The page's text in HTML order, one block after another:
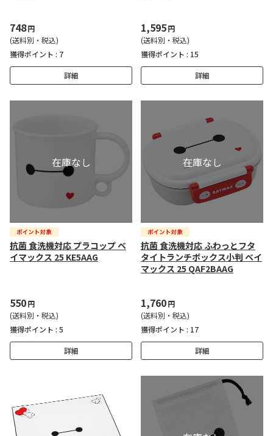
748円
(送料別・税込)
獲得ポイント : 7
詳細
1,595円
(送料別・税込)
獲得ポイント : 15
詳細
抗菌 食洗機対応 プラコップ ベ
イマックス 25 KE5AAG
550円
(送料別・税込)
獲得ポイント : 5
詳細
抗菌 食洗機対応 ふわっとフタ
タイトランチボックス小判 ベイ
マックス 25 QAF2BAAG
1,760円
(送料別・税込)
獲得ポイント : 17
詳細